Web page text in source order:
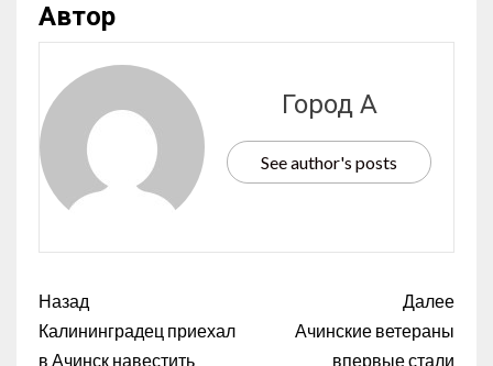
Автор
Город А
See author's posts
Назад
Калининградец приехал
в Ачинск навестить
Далее
Ачинские ветераны
впервые стали